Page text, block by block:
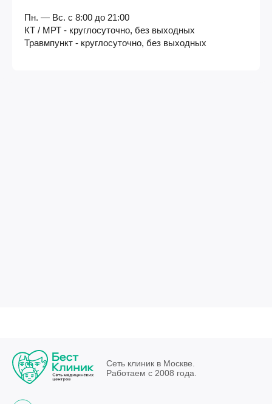
Пн. — Вс. с 8:00 до 21:00
КТ / МРТ - круглосуточно, без выходных
Травмпункт - круглосуточно, без выходных
Сеть клиник в Москве.
Работаем с 2008 года.